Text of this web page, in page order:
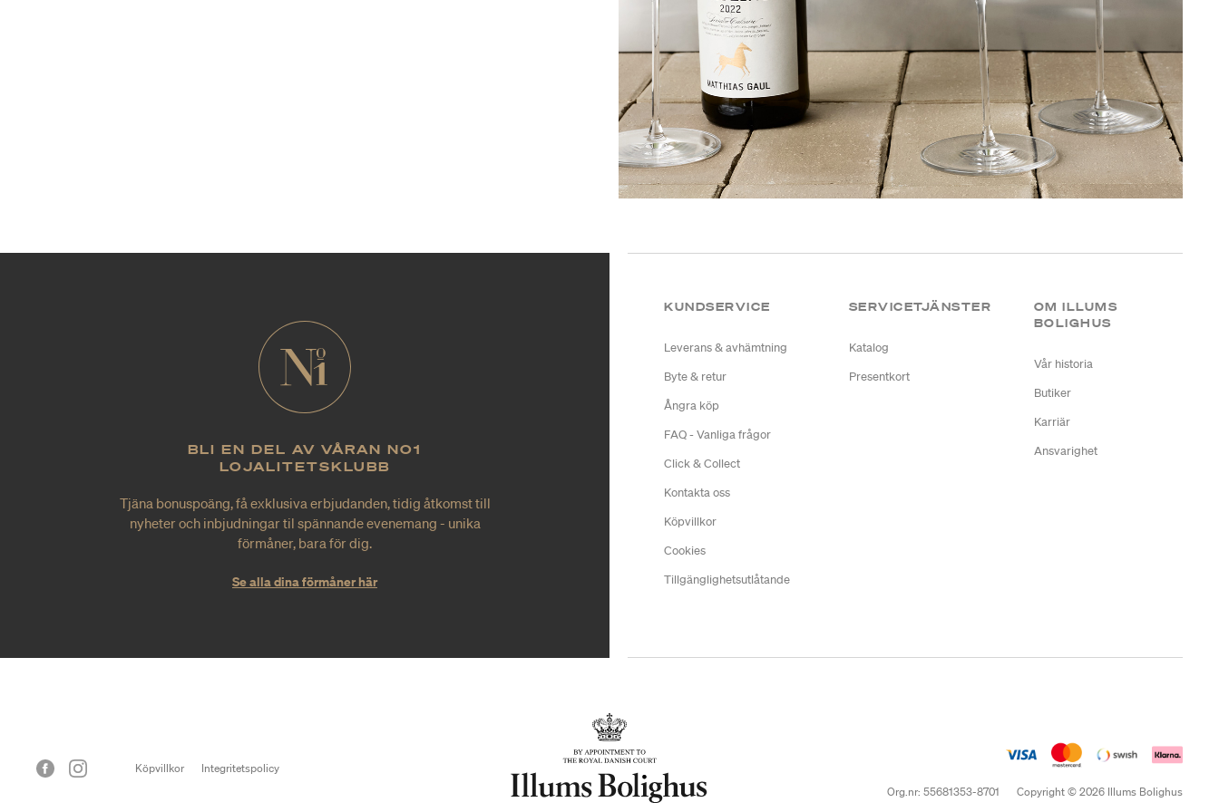
BLI EN DEL AV VÅRAN NO1
LOJALITETSKLUBB
Tjäna bonuspoäng, få exklusiva erbjudanden, tidig åtkomst till
nyheter och inbjudningar til spännande evenemang - unika
förmåner, bara för dig.
Se alla dina förmåner här
KUNDSERVICE
Leverans & avhämtning
Byte & retur
Ångra köp
FAQ - Vanliga frågor
Click & Collect
Kontakta oss
Köpvillkor
Cookies
Tillgänglighetsutlåtande
SERVICETJÄNSTER
Katalog
Presentkort
OM ILLUMS
BOLIGHUS
Vår historia
Butiker
Karriär
Ansvarighet
Köpvillkor
Integritetspolicy
Org.nr: 55681353-8701
Copyright © 2026 Illums Bolighus